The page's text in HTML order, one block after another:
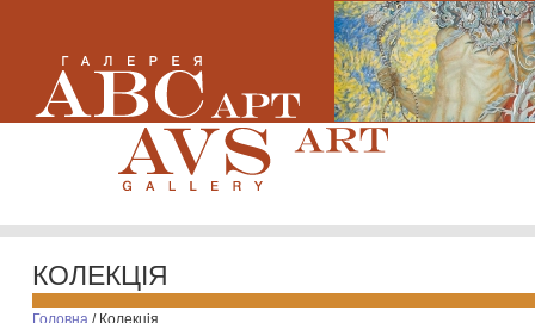
КОЛЕКЦІЯ
Головна / Колекція